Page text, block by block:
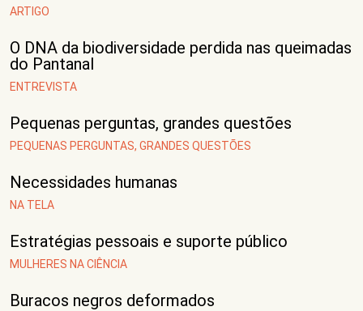
ARTIGO
O DNA da biodiversidade perdida nas queimadas
do Pantanal
ENTREVISTA
Pequenas perguntas, grandes questões
PEQUENAS PERGUNTAS, GRANDES QUESTÕES
Necessidades humanas
NA TELA
Estratégias pessoais e suporte público
MULHERES NA CIÊNCIA
Buracos negros deformados